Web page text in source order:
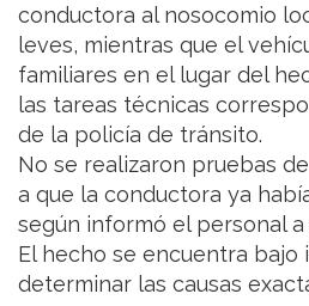
conductora al nosocomio
leves, mientras que el
familiares en el lugar del
las tareas técnicas
de la policía de tránsito.
No se realizaron pruebas
a que la conductora ya
según informó el personal a
El hecho se encuentra bajo
determinar las causas